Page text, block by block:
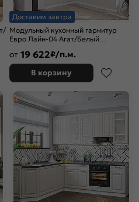
Доставим завтра
Модульный кухонный гарнитур
Евро Лайн-04 Агат/Белый
от 19 622₽/п.м.
В корзину